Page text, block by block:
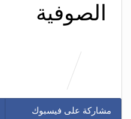
الصوفية
مشاركة على فيسبوك